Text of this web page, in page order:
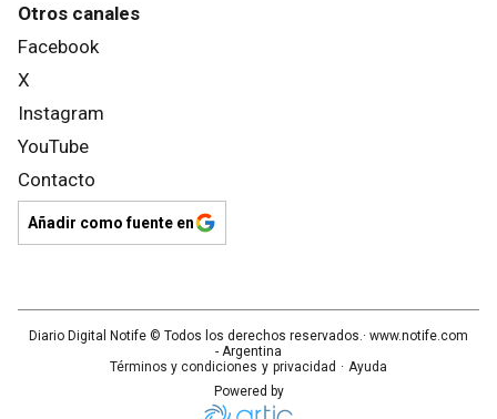
Otros canales
Facebook
X
Instagram
YouTube
Contacto
Añadir como fuente en
Diario Digital Notife © Todos los derechos reservados.· www.notife.com
- Argentina
Términos y condiciones y privacidad · Ayuda
Powered by